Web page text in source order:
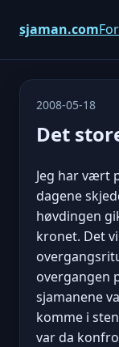
sjaman.com
2008-05-18
Det
Jeg har vært
dagene
høvdingen
kronet. Det
overgangen
sjamanene
komme i
var da